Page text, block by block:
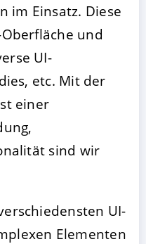
im Einsatz. Diese
und
UI-
etc. Mit der
einer
sind wir
UI-
Elementen